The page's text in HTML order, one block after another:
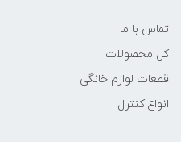
تماس با ما
کل محصولات
قطعات لوازم خانگی
انواع کنترل